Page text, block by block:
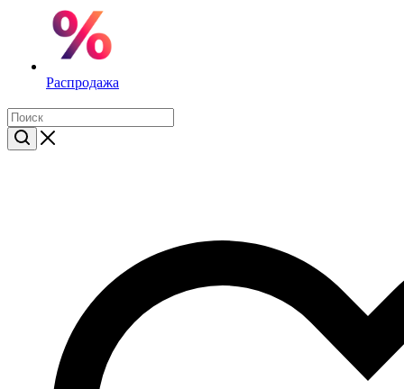
Распродажа